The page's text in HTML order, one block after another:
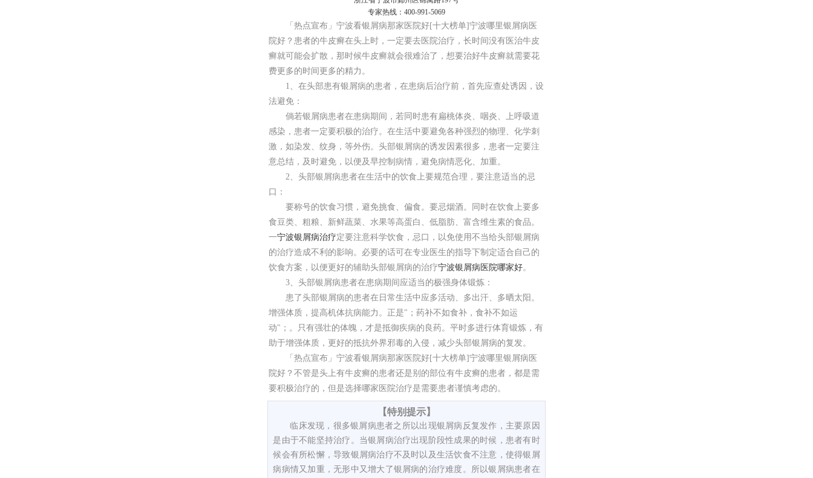
专家热线：400-991-5069
「热点宣布」宁波看银屑病那家医院好[十大榜单]宁波哪里银屑病医
院好？患者的牛皮癣在头上时，一定要去医院治疗，长时间没有医治牛皮
癣就可能会扩散，那时候牛皮癣就会很难治了，想要治好牛皮癣就需要花
费更多的时间更多的精力。
1、在头部患有银屑病的患者，在患病后治疗前，首先应查处诱因，设
法避免：
倘若银屑病患者在患病期间，若同时患有扁桃体炎、咽炎、上呼吸道
感染，患者一定要积极的治疗。在生活中要避免各种强烈的物理、化学刺
激，如染发、纹身，等外伤。头部银屑病的诱发因素很多，患者一定要注
意总结，及时避免，以便及早控制病情，避免病情恶化、加重。
2、头部银屑病患者在生活中的饮食上要规范合理，要注意适当的忌
口：
要称号的饮食习惯，避免挑食、偏食。要忌烟酒。同时在饮食上要多
食豆类、粗粮、新鲜蔬菜、水果等高蛋白、低脂肪、富含维生素的食品。
一宁波银屑病治疗定要注意科学饮食，忌口，以免使用不当给头部银屑病
的治疗造成不利的影响。必要的话可在专业医生的指导下制定适合自己的
饮食方案，以便更好的辅助头部银屑病的治疗宁波银屑病医院哪家好。
3、头部银屑病患者在患病期间应适当的极强身体锻炼：
患了头部银屑病的患者在日常生活中应多活动、多出汗、多晒太阳。
增强体质，提高机体抗病能力。正是"；药补不如食补，食补不如运
动"；。只有强壮的体魄，才是抵御疾病的良药。平时多进行体育锻炼，有
助于增强体质，更好的抵抗外界邪毒的入侵，减少头部银屑病的复发。
「热点宣布」宁波看银屑病那家医院好[十大榜单]宁波哪里银屑病医
院好？不管是头上有牛皮癣的患者还是别的部位有牛皮癣的患者，都是需
要积极治疗的，但是选择哪家医院治疗是需要患者谨慎考虑的。
【特别提示】
临床发现，很多银屑病患者之所以出现银屑病反复发作，主要原因
是由于不能坚持治疗。当银屑病治疗出现阶段性成果的时候，患者有时
候会有所松懈，导致银屑病治疗不及时以及生活饮食不注意，使得银屑
病病情又加重，无形中又增大了银屑病的治疗难度。所以银屑病患者在